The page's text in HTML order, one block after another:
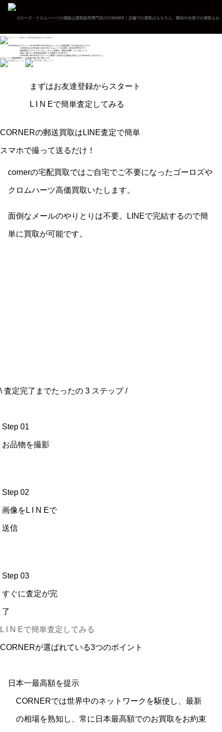
CORNERはクロムハーツ(CHROME HEARTS)をどこよりも高額買取できる自信があります！
CORNERはCHROME HEARTS(クロムハーツ)の買取・販売の専門店です。
経験豊富なプロバイヤーがしっかりと見極め、価値を理解しているからこそ
他店に負けない業界最高金額にてお買取りが出来ます。
CHROME HEARTS(クロムハーツ)買取でお悩みのお客様は是非ともCORNERにお任せ下さい。
クロムハーツ相場高騰中につき高額で買い取り致します
商品購入はこちら
買取実績一覧はこちら
まずはお友達登録からスタート
L I N Eで簡単査定してみる
CORNERの郵送買取は LINE査定で簡単
スマホで撮って送るだけ！
cornerの宅配買取ではご自宅でご不要になったゴーロズや
クロムハーツ高価買取いたします。
面倒なメールのやりとりは不要。LINEで完結するので簡
単に買取が可能です。
\ 査定完了までたったの 3 ステップ /
Step 01
お品物を撮影
Step 02
画像をL I N Eで
送信
Step 03
すぐに査定が完
了
L I N Eで簡単査定してみる
CORNERが選ばれている3つのポイント
日本一最高額を提示
CORNERでは世界中のネットワークを駆使し、最新
の相場を熟知し、常に日本最高額でのお買取をお約束